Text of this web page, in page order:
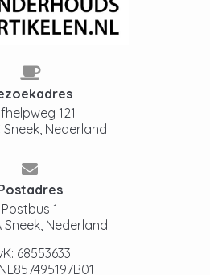
121
Sneek, Nederland
Postbus 1
Sneek, Nederland
68553633